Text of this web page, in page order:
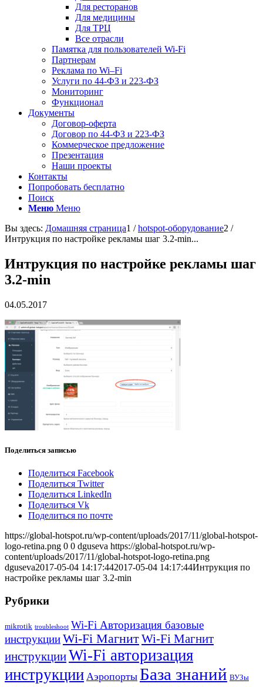
Для ресторанов
Для медицины
Для ТРЦ
Все отрасли
Памятка для пользователей Wi-Fi
Партнерам
Реклама по Wi–Fi
Услуги по 44-ФЗ и 223-ФЗ
Мониторинг
Функционал
Документы
Договор-оферта
Договор по 44-ФЗ и 223-ФЗ
Коммерческое предложение
Презентация
Наши проекты
Контакты
Попробовать бесплатно
Поиск
Меню Меню
Вы здесь: Домашняя страница1 / hotspot-оборудование2 /
Интрукция по настройке рекламы шаг 3.2-min...
Интрукция по настройке рекламы шаг
3.2-min
04.05.2017
Поделиться записью
Поделиться Facebook
Поделиться Twitter
Поделиться LinkedIn
Поделиться Vk
Поделиться по почте
https://global-hotspot.ru/wp-content/uploads/2017/11/global-hotspot-
logo-retina.png 0 0 dguseva https://global-hotspot.ru/wp-
content/uploads/2017/11/global-hotspot-logo-retina.png
dguseva2017-05-04 14:17:442017-05-04 14:17:44Интрукция по
настройке рекламы шаг 3.2-min
Рубрики
mikrotik troubleshoot Wi-Fi Авторизация базовые
инструкцииWi-Fi МагнитWi-Fi Магнит
инструкцииWi-Fi авторизация
инструкции Аэропорты База знаний ВУЗы